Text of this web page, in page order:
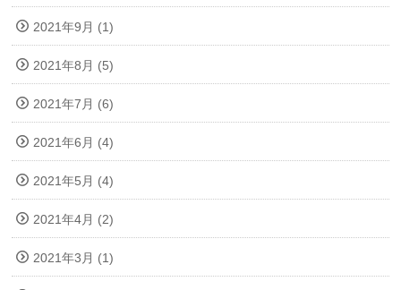
2021年9月 (1)
2021年8月 (5)
2021年7月 (6)
2021年6月 (4)
2021年5月 (4)
2021年4月 (2)
2021年3月 (1)